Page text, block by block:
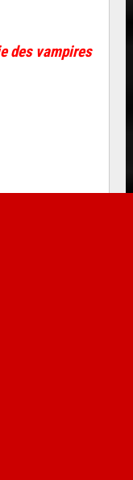
des vampires